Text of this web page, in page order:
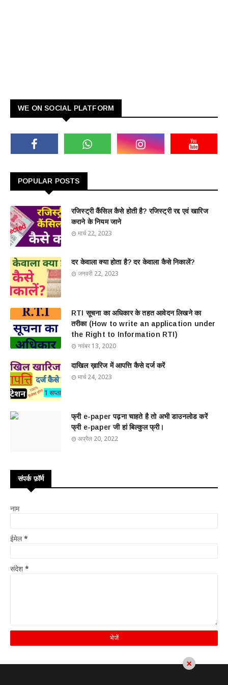
WE ON SOCIAL PLATFORM
POPULAR POSTS
रजिस्ट्री कैंसिल कैसे होती है? रजिस्ट्री रद्द एवं खारिज
कराने के नियम जाने
मार्च 22, 2023
दर केवाला क्या होता है? दर केवाला कैसे निकालें?
जनवरी 22, 2023
RTI सूचना का अधिकार के तहत आवेदन लिखने का
तरीका (How to write an application under
the Right to Information RTI)
नवंबर 13, 2020
दाखिल ख़ारिज में आपत्ति कैसे दर्ज करें
मार्च 24, 2023
फ्री e-paper पढ़ना चाहते है तो अभी डाउनलोड करें
फ्री e-paper जी हां बिल्कुल फ्री।
अप्रैल 20, 2022
संपर्क फ़ॉर्म
नाम
ईमेल*
संदेश *
×